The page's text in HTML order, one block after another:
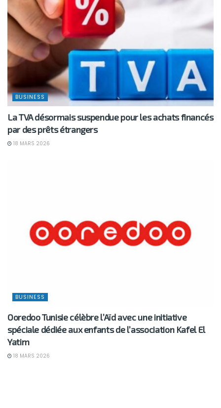
BUSINESS
La TVA désormais suspendue pour les achats financés
par des prêts étrangers
18 MARS 2026
BUSINESS
Ooredoo Tunisie célèbre l’Aïd avec une initiative
spéciale dédiée aux enfants de l’association Kafel El
Yatim
18 MARS 2026